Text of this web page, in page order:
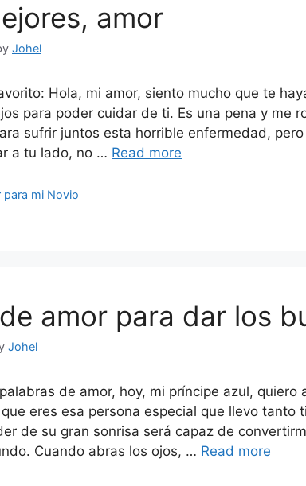
amor
Johel
Hola, mi amor, siento mucho que te
para poder cuidar de ti. Es una pena y me
sufrir juntos esta horrible enfermedad,
a tu lado, no … Read more
para mi Novio
amor para dar los
Johel
de amor, hoy, mi príncipe azul, quiero
eres esa persona especial que llevo tanto
de su gran sonrisa será capaz de
Cuando abras los ojos, … Read more